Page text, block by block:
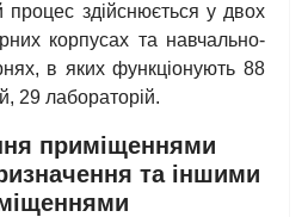
процес здійснюється у двох
корпусах та навчально-
в яких функціонують 88
29 лабораторій.
приміщеннями
та іншими